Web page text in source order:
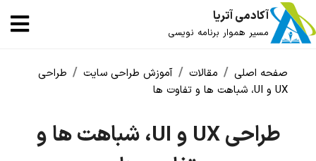
آکادمی آتریا
مسیر هموار برنامه نویسی
صفحه اصلی مقالات آموزش طراحی سایت
طراحی
UX و UI، شباهت ها و تفاوت ها
طراحی UX و UI، شباهت ها و